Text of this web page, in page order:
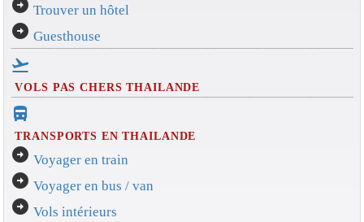
arrow_circle_right Trouver un hôtel
arrow_circle_right Guesthouse
flight_takeoff
VOLS PAS CHERS THAILANDE
directions_bus_filled
TRANSPORTS EN THAILANDE
arrow_circle_right Voyager en train
arrow_circle_right Voyager en bus / van
arrow_circle_right Vols intérieurs